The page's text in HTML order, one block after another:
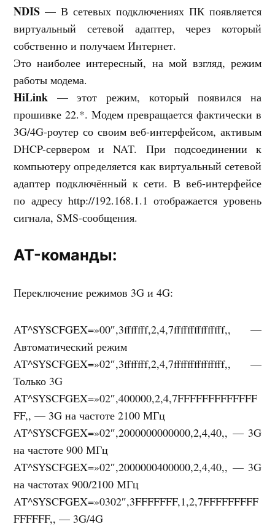
NDIS — В сетевых подключениях ПК появляется
виртуальный сетевой адаптер, через который
собственно и получаем Интернет.
Это наиболее интересный, на мой взгляд, режим
работы модема.
HiLink — этот режим, который появился на
прошивке 22.*. Модем превращается фактически в
3G/4G-роутер со своим веб-интерфейсом, активым
DHCP-сервером и NAT. При подсоединении к
компьютеру определяется как виртуальный сетевой
адаптер подключённый к сети. В веб-интерфейсе
по адресу http://192.168.1.1 отображается уровень
сигнала, SMS-сообщения.
AT-команды:
Переключение режимов 3G и 4G:
AT^SYSCFGEX=»00″,3fffffff,2,4,7fffffffffffffff,, —
Автоматический режим
AT^SYSCFGEX=»02″,3fffffff,2,4,7fffffffffffffff,, —
Только 3G
AT^SYSCFGEX=»02″,400000,2,4,7FFFFFFFFFFFFF
FF,, — 3G на частоте 2100 МГц
AT^SYSCFGEX=»02″,2000000000000,2,4,40,, — 3G
на частоте 900 МГц
AT^SYSCFGEX=»02″,2000000400000,2,4,40,, — 3G
на частотах 900/2100 МГц
AT^SYSCFGEX=»0302″,3FFFFFFF,1,2,7FFFFFFFFF
FFFFFF,, — 3G/4G